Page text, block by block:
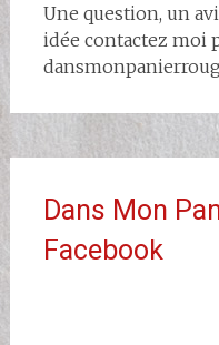
Une question, un
idée contactez moi
Dans Mon
Facebook